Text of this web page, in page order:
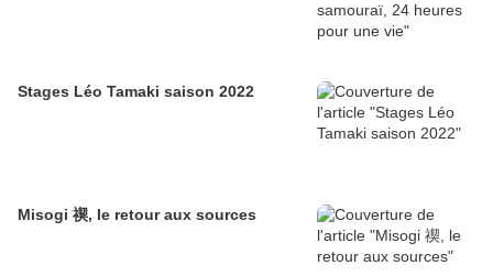
Stages Léo Tamaki saison 2022
Misogi 禊, le retour aux sources